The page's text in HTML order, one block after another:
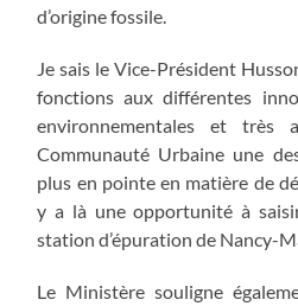
d’origine fossile.
Je sais le Vice-Président
fonctions aux différentes
environnementales et
Communauté Urbaine une
plus en pointe en matière de
y a là une opportunité à
station d’épuration de Nancy-
Le Ministère souligne